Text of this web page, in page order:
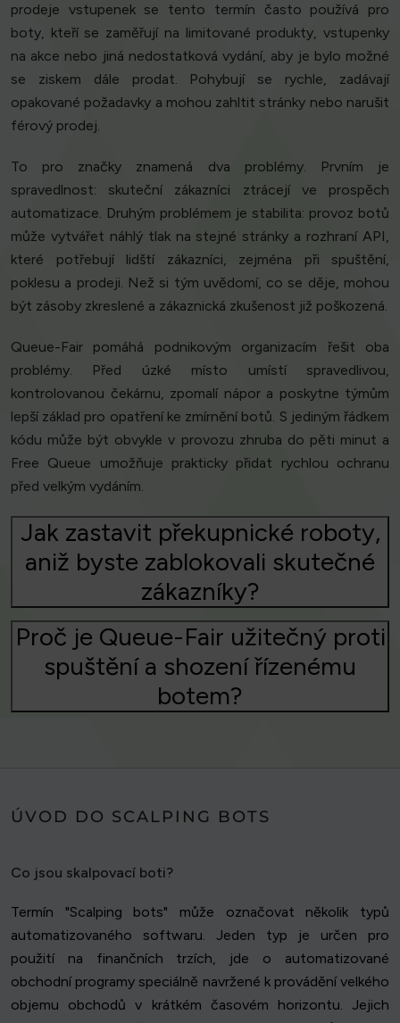
prodeje vstupenek se tento termín často používá pro
boty, kteří se zaměřují na limitované produkty, vstupenky
na akce nebo jiná nedostatková vydání, aby je bylo možné
se ziskem dále prodat. Pohybují se rychle, zadávají
opakované požadavky a mohou zahltit stránky nebo narušit
férový prodej.
To pro značky znamená dva problémy. Prvním je
spravedlnost: skuteční zákazníci ztrácejí ve prospěch
automatizace. Druhým problémem je stabilita: provoz botů
může vytvářet náhlý tlak na stejné stránky a rozhraní API,
které potřebují lidští zákazníci, zejména při spuštění,
poklesu a prodeji. Než si tým uvědomí, co se děje, mohou
být zásoby zkreslené a zákaznická zkušenost již poškozená.
Queue-Fair pomáhá podnikovým organizacím řešit oba
problémy. Před úzké místo umístí spravedlivou,
kontrolovanou čekárnu, zpomalí nápor a poskytne týmům
lepší základ pro opatření ke zmírnění botů. S jediným řádkem
kódu může být obvykle v provozu zhruba do pěti minut a
Free Queue umožňuje prakticky přidat rychlou ochranu
před velkým vydáním.
Jak zastavit překupnické roboty,
aniž byste zablokovali skutečné
zákazníky?
Proč je Queue-Fair užitečný proti
spuštění a shození řízenému
botem?
ÚVOD DO SCALPING BOTS
Co jsou skalpovací boti?
Termín "Scalping bots" může označovat několik typů
automatizovaného softwaru. Jeden typ je určen pro
použití na finančních trzích, jde o automatizované
obchodní programy speciálně navržené k provádění velkého
objemu obchodů v krátkém časovém horizontu. Jejich